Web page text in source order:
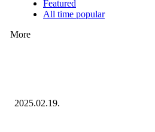
Featured
All time popular
More
2025.02.19.